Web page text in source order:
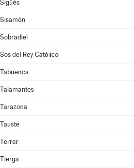
Sigüés
Sisamón
Sobradiel
Sos del Rey Católico
Tabuenca
Talamantes
Tarazona
Tauste
Terrer
Tierga